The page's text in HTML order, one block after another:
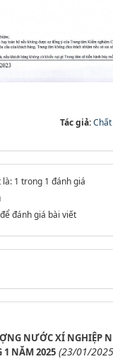
Tác giả:
1 trong 1 đánh giá
đánh giá bài viết
NƯỚC XÍ NGHIỆP
1 NĂM 2025 (23/01/